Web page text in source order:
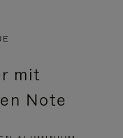
mit
Note